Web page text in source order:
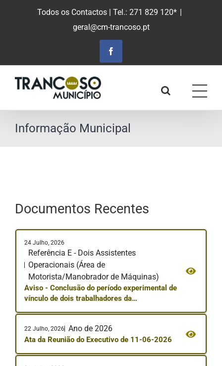
Todos os Contactos | Tel.: 271 829 120* |
geral@cm-trancoso.pt
Facebook
Informação Municipal
Documentos Recentes
24 Julho, 2026
Referência E - Dois Assistentes
Operacionais (Área de
Motorista/Manobrador de Máquinas)
Aviso - Conclusão do período experimental de
vínculo de dois trabalhadores da
Máquinas
22 Julho, 2026 Ano de 2026
Ata da Reunião do Executivo de 11-06-2026